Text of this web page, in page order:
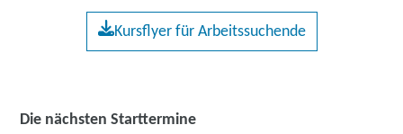
Kursflyer für Arbeitssuchende
Die nächsten Starttermine